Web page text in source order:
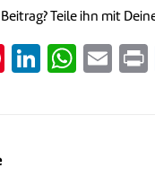
Teile ihn mit
Pinterest
LinkedIn